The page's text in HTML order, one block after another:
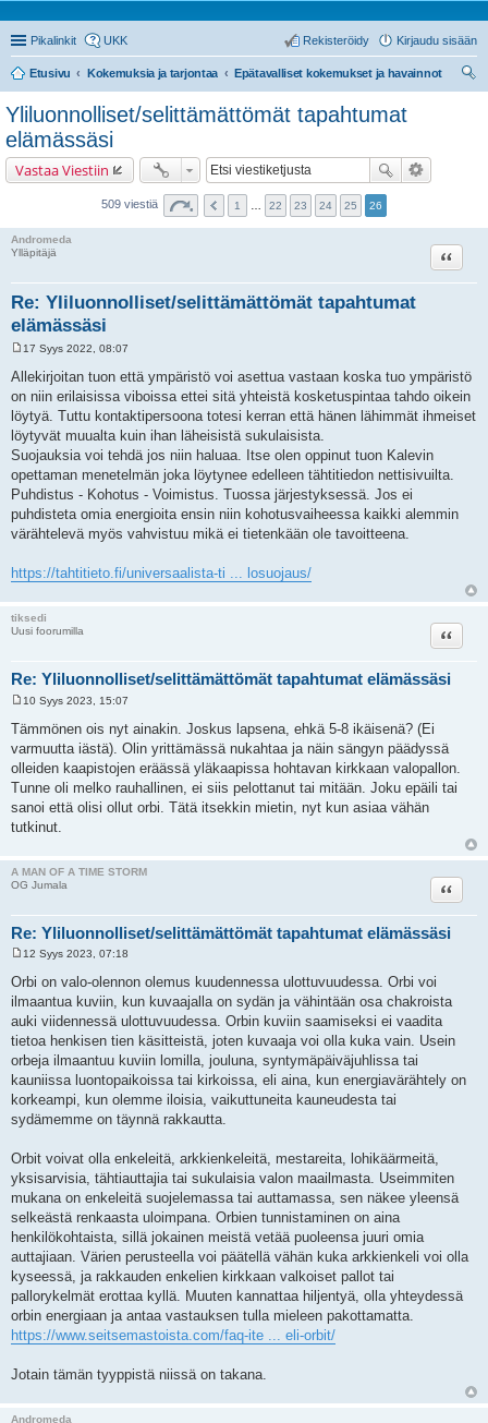
Pikalinkit UKK Kirjaudu sisään
Rekisteröidy
Etusivu Kokemuksia ja tarjontaa
Epätavalliset kokemukset ja havainnot
Yliluonnolliset/selittämättömät tapahtumat
elämässäsi
Vastaa Viestiin
509 viestiä 1 22 23 24 25 26
Andromeda
Ylläpitäjä
Re: Yliluonnolliset/selittämättömät tapahtumat
elämässäsi
Lainaa
i
e
s
i
17 Syys 2022, 08:07
Allekirjoitan tuon että ympäristö voi asettua vastaan koska tuo ympäristö
on niin erilaisissa viboissa ettei sitä yhteistä kosketuspintaa tahdo oikein
löytyä. Tuttu kontaktipersoona totesi kerran että hänen lähimmät ihmeiset
löytyvät muualta kuin ihan läheisistä sukulaisista.
Suojauksia voi tehdä jos niin haluaa. Itse olen oppinut tuon Kalevin
opettaman menetelmän joka löytynee edelleen tähtitiedon nettisivuilta.
Puhdistus - Kohotus - Voimistus. Tuossa järjestyksessä. Jos ei
puhdisteta omia energioita ensin niin kohotusvaiheessa kaikki alemmin
värähtelevä myös vahvistuu mikä ei tietenkään ole tavoitteena.
https://tahtitieto.fi/universaalista-ti ... losuojaus/
tiksedi
Uusi foorumilla
Re: Yliluonnolliset/selittämättömät tapahtumat elämässäsi
Lainaa
i
e
s
t
i
10 Syys 2023, 15:07
Tämmönen ois nyt ainakin. Joskus lapsena, ehkä 5-8 ikäisenä? (Ei
varmuutta iästä). Olin yrittämässä nukahtaa ja näin sängyn päädyssä
olleiden kaapistojen eräässä yläkaapissa hohtavan kirkkaan valopallon.
Tunne oli melko rauhallinen, ei siis pelottanut tai mitään. Joku epäili tai
sanoi että olisi ollut orbi. Tätä itsekkin mietin, nyt kun asiaa vähän
tutkinut.
A MAN OF A TIME STORM
OG Jumala
Re: Yliluonnolliset/selittämättömät tapahtumat elämässäsi
Lainaa
e
s
i
12 Syys 2023, 07:18
Orbi on valo-olennon olemus kuudennessa ulottuvuudessa. Orbi voi
ilmaantua kuviin, kun kuvaajalla on sydän ja vähintään osa chakroista
auki viidennessä ulottuvuudessa. Orbin kuviin saamiseksi ei vaadita
tietoa henkisen tien käsitteistä, joten kuvaaja voi olla kuka vain. Usein
orbeja ilmaantuu kuviin lomilla, jouluna, syntymäpäiväjuhlissa tai
kauniissa luontopaikoissa tai kirkoissa, eli aina, kun energiavärähtely on
korkeampi, kun olemme iloisia, vaikuttuneita kauneudesta tai
sydämemme on täynnä rakkautta.
Orbit voivat olla enkeleitä, arkkienkeleitä, mestareita, lohikäärmeitä,
yksisarvisia, tähtiauttajia tai sukulaisia valon maailmasta. Useimmiten
mukana on enkeleitä suojelemassa tai auttamassa, sen näkee yleensä
selkeästä renkaasta uloimpana. Orbien tunnistaminen on aina
henkilökohtaista, sillä jokainen meistä vetää puoleensa juuri omia
auttajiaan. Värien perusteella voi päätellä vähän kuka arkkienkeli voi olla
kyseessä, ja rakkauden enkelien kirkkaan valkoiset pallot tai
pallorykelmät erottaa kyllä. Muuten kannattaa hiljentyä, olla yhteydessä
orbin energiaan ja antaa vastauksen tulla mieleen pakottamatta.
https://www.seitsemastoista.com/faq-ite ... eli-orbit/
Jotain tämän tyyppistä niissä on takana.
Andromeda